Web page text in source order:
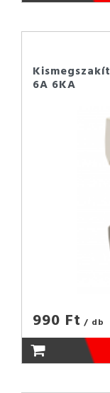
6A 6KA
990 Ft / db